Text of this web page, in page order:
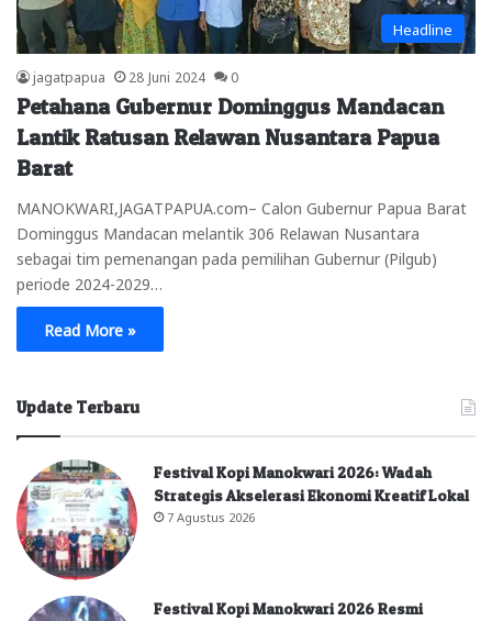
Headline
jagatpapua 28 Juni 2024 0
Petahana Gubernur Dominggus Mandacan
Lantik Ratusan Relawan Nusantara Papua
Barat
MANOKWARI,JAGATPAPUA.com– Calon Gubernur Papua Barat
Dominggus Mandacan melantik 306 Relawan Nusantara
sebagai tim pemenangan pada pemilihan Gubernur (Pilgub)
periode 2024-2029…
Read More »
Update Terbaru
Festival Kopi Manokwari 2026: Wadah
Strategis Akselerasi Ekonomi Kreatif Lokal
7 Agustus 2026
Festival Kopi Manokwari 2026 Resmi